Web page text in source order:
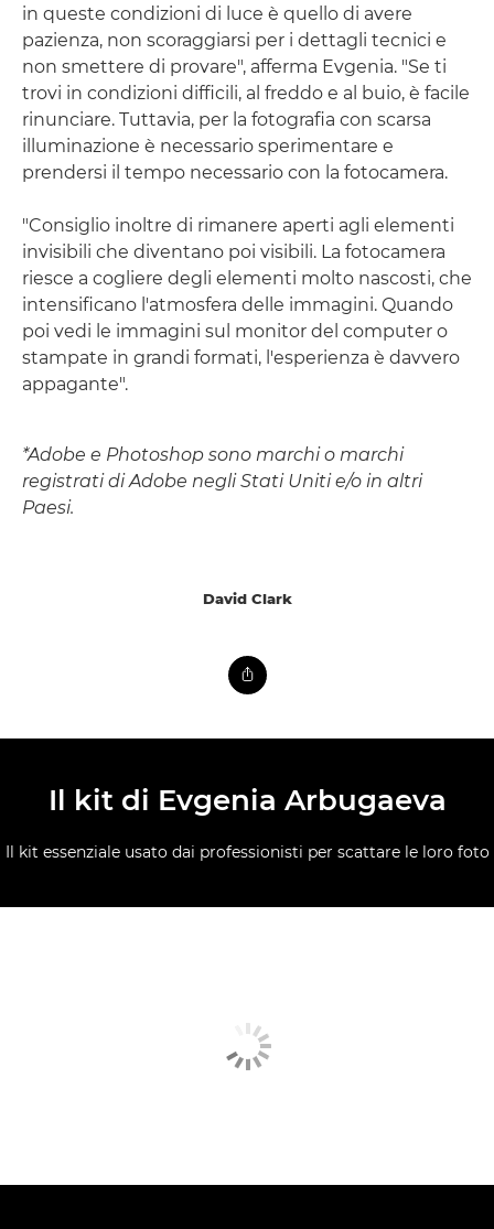
in queste condizioni di luce è quello di avere
pazienza, non scoraggiarsi per i dettagli tecnici e
non smettere di provare", afferma Evgenia. "Se ti
trovi in condizioni difficili, al freddo e al buio, è facile
rinunciare. Tuttavia, per la fotografia con scarsa
illuminazione è necessario sperimentare e
prendersi il tempo necessario con la fotocamera.
"Consiglio inoltre di rimanere aperti agli elementi
invisibili che diventano poi visibili. La fotocamera
riesce a cogliere degli elementi molto nascosti, che
intensificano l'atmosfera delle immagini. Quando
poi vedi le immagini sul monitor del computer o
stampate in grandi formati, l'esperienza è davvero
appagante".
*Adobe e Photoshop sono marchi o marchi
registrati di Adobe negli Stati Uniti e/o in altri
Paesi.
David Clark
Il kit di Evgenia Arbugaeva
Il kit essenziale usato dai professionisti per scattare le loro foto